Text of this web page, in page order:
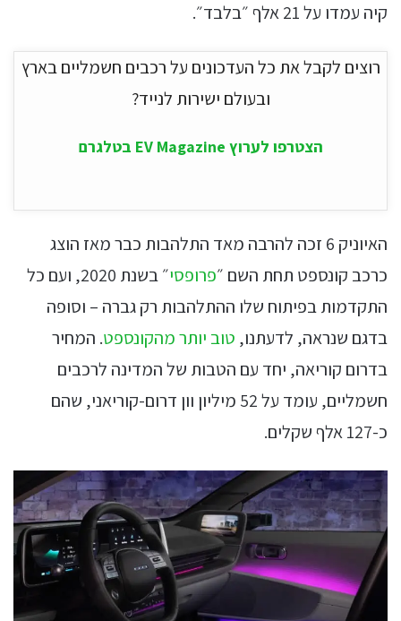
קיה עמדו על 21 אלף ״בלבד״.
רוצים לקבל את כל העדכונים על רכבים חשמליים בארץ
ובעולם ישירות לנייד?
הצטרפו לערוץ EV Magazine בטלגרם
האיוניק 6 זכה להרבה מאד התלהבות כבר מאז הוצג
כרכב קונספט תחת השם ״פרופסי
״ בשנת 2020, ועם כל
התקדמות בפיתוח שלו ההתלהבות רק גברה – וסופה
בדגם שנראה, לדעתנו, טוב יותר מהקונספט. המחיר
בדרום קוריאה, יחד עם הטבות של המדינה לרכבים
חשמליים, עומד על 52 מיליון וון דרום-קוריאני, שהם
כ-127 אלף שקלים.